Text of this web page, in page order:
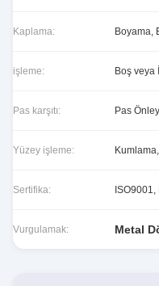
Kaplama: Boyama,
işleme: Boş veya
Pas karşıtı: Pas
Yüzey işleme:
Sertifika: ISO9001,
Vurgulamak: Metal